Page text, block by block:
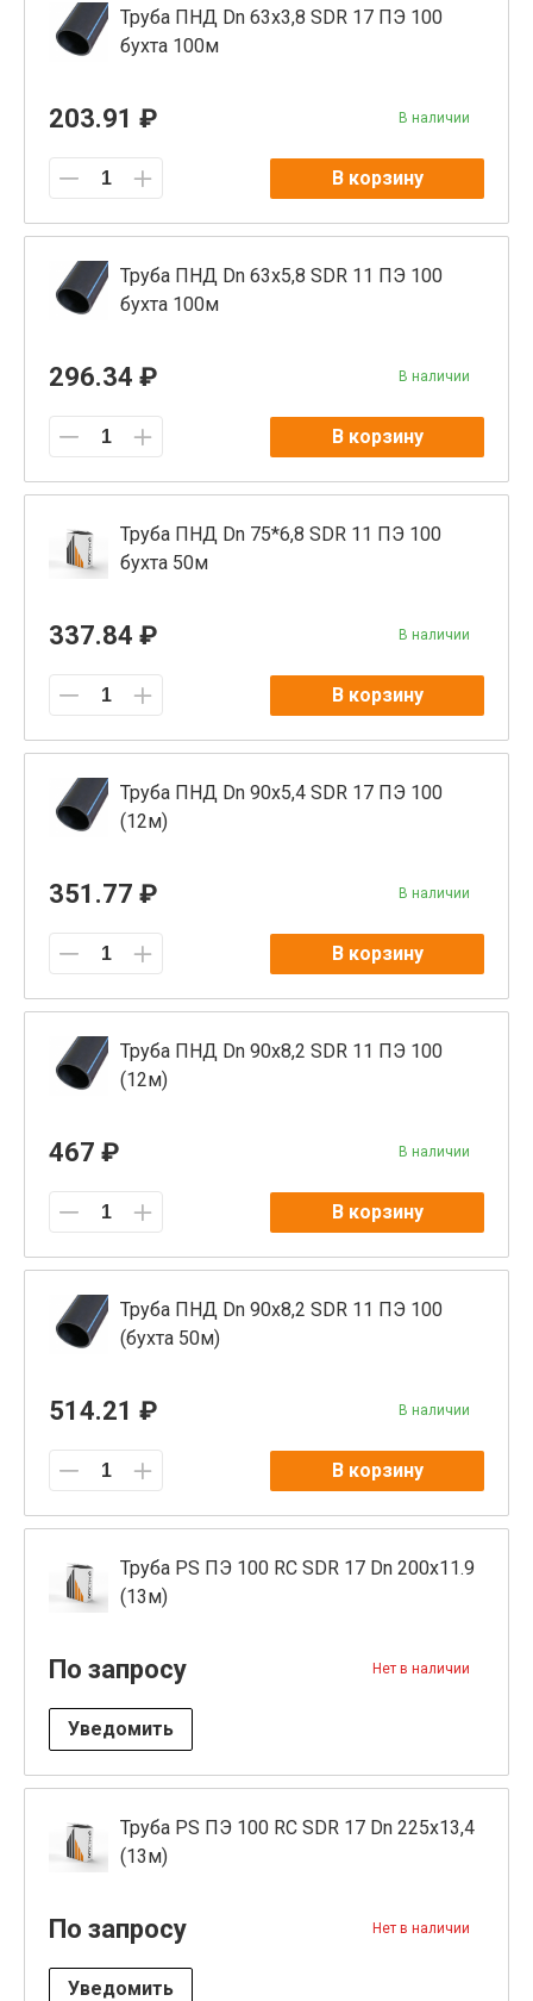
Труба ПНД Dn 63х3,8 SDR 17 ПЭ 100
бухта 100м
203.91 ₽ В наличии
В корзину
Труба ПНД Dn 63х5,8 SDR 11 ПЭ 100
бухта 100м
296.34 ₽ В наличии
В корзину
Труба ПНД Dn 75*6,8 SDR 11 ПЭ 100
бухта 50м
337.84 ₽ В наличии
В корзину
Труба ПНД Dn 90x5,4 SDR 17 ПЭ 100
(12м)
351.77 ₽ В наличии
В корзину
Труба ПНД Dn 90x8,2 SDR 11 ПЭ 100
(12м)
467 ₽ В наличии
В корзину
Труба ПНД Dn 90x8,2 SDR 11 ПЭ 100
(бухта 50м)
514.21 ₽ В наличии
В корзину
Труба PS ПЭ 100 RC SDR 17 Dn 200x11.9
(13м)
По запросу Нет в наличии
Уведомить
Труба PS ПЭ 100 RC SDR 17 Dn 225x13,4
(13м)
По запросу Нет в наличии
Уведомить